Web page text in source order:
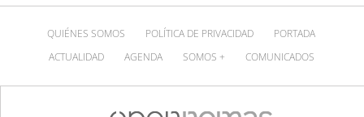
QUIÉNES SOMOS POLÍTICA DE PRIVACIDAD
PORTADA
ACTUALIDAD
AGENDA SOMOS + COMUNICADOS